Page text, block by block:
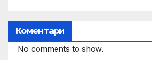
Коментари
No comments to show.